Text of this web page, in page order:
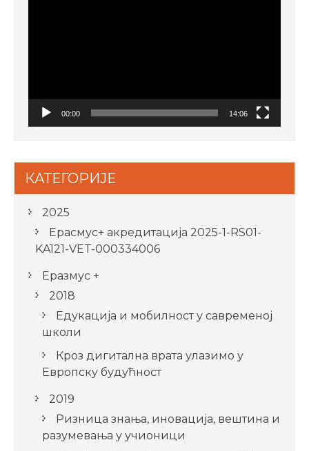
00:00 14:06
КАТЕГОРИЈЕ
2025
Ерасмус+ акредитацијa 2025-1-RS01-
KA121-VET-000334006
Еразмус +
2018
Едукација и мобилност у савременој
школи
Кроз дигитална врата улазимо у
Европску будућност
2019
Ризница знања, иновација, вештина и
разумевања у учионици